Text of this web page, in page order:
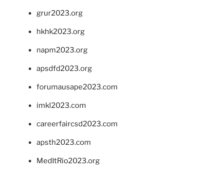
grur2023.org
hkhk2023.org
napm2023.org
apsdfd2023.org
forumausape2023.com
imkl2023.com
careerfaircsd2023.com
apsth2023.com
MedItRio2023.org